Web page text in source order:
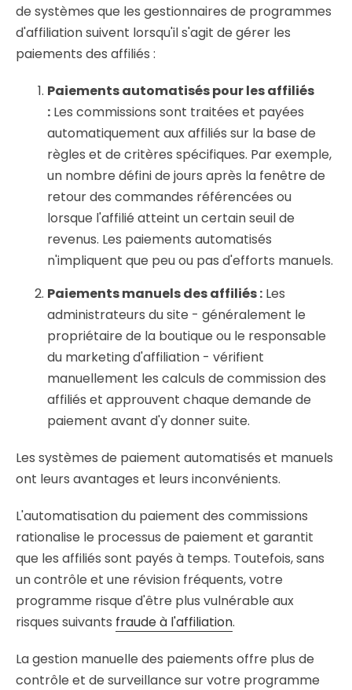
de systèmes que les gestionnaires de programmes
d'affiliation suivent lorsqu'il s'agit de gérer les
paiements des affiliés :
Paiements automatisés pour les affiliés
: Les commissions sont traitées et payées
automatiquement aux affiliés sur la base de
règles et de critères spécifiques. Par exemple,
un nombre défini de jours après la fenêtre de
retour des commandes référencées ou
lorsque l'affilié atteint un certain seuil de
revenus. Les paiements automatisés
n'impliquent que peu ou pas d'efforts manuels.
Paiements manuels des affiliés : Les
administrateurs du site - généralement le
propriétaire de la boutique ou le responsable
du marketing d'affiliation - vérifient
manuellement les calculs de commission des
affiliés et approuvent chaque demande de
paiement avant d'y donner suite.
Les systèmes de paiement automatisés et manuels
ont leurs avantages et leurs inconvénients.
L'automatisation du paiement des commissions
rationalise le processus de paiement et garantit
que les affiliés sont payés à temps. Toutefois, sans
un contrôle et une révision fréquents, votre
programme risque d'être plus vulnérable aux
risques suivants fraude à l'affiliation.
La gestion manuelle des paiements offre plus de
contrôle et de surveillance sur votre programme